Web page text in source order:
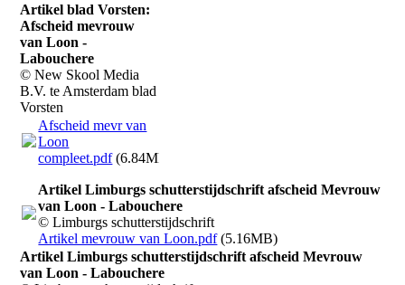
Artikel blad Vorsten:
Afscheid mevrouw
van Loon -
Labouchere
© New Skool Media
B.V. te Amsterdam blad
Vorsten
Afscheid mevr van
Loon
compleet.pdf(6.84MB)
Artikel Limburgs schutterstijdschrift afscheid Mevrouw
van Loon - Labouchere
© Limburgs schutterstijdschrift
Artikel mevrouw van Loon.pdf(5.16MB)
Artikel Limburgs schutterstijdschrift afscheid Mevrouw
van Loon - Labouchere